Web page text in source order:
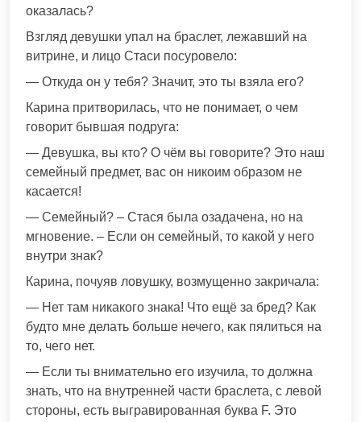
оказалась?
Взгляд девушки упал на браслет, лежавший на
витрине, и лицо Стаси посуровело:
— Откуда он у тебя? Значит, это ты взяла его?
Карина притворилась, что не понимает, о чем
говорит бывшая подруга:
— Девушка, вы кто? О чём вы говорите? Это наш
семейный предмет, вас он никоим образом не
касается!
— Семейный? – Стася была озадачена, но на
мгновение. – Если он семейный, то какой у него
внутри знак?
Карина, почуяв ловушку, возмущенно закричала:
— Нет там никакого знака! Что ещё за бред? Как
будто мне делать больше нечего, как пялиться на
то, чего нет.
— Если ты внимательно его изучила, то должна
знать, что на внутренней части браслета, с левой
стороны, есть выгравированная буква F. Это